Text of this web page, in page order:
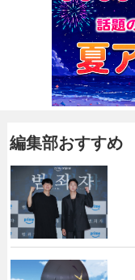
編集部おすすめ